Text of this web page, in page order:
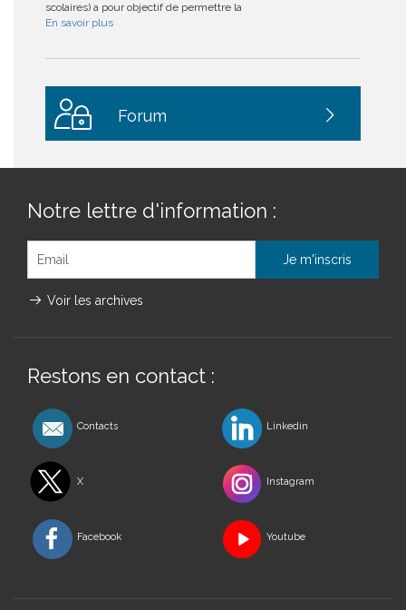
scolaires) a pour objectif de permettre la
En savoir plus
Forum
Notre lettre d'information :
Voir les archives
Restons en contact :
Contacts Linkedin
X Instagram
Facebook Youtube